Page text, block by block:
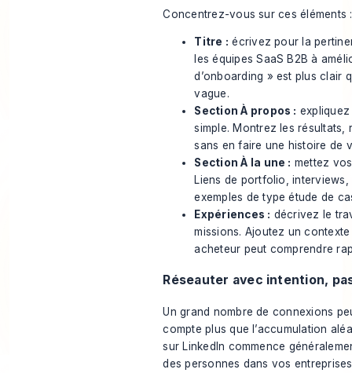
Concentrez-vous sur ces éléments :
Titre : écrivez pour la
les équipes SaaS B2B à
d’onboarding » est plus clair
vague.
Section À propos :
simple. Montrez les
sans en faire une histoire de
Section À la une : mettez
Liens de portfolio,
exemples de type étude de
Expériences : décrivez le
missions. Ajoutez un
acheteur peut comprendre
Réseauter avec intention,
Un grand nombre de connexions
compte plus que l’accumulation
sur LinkedIn commence
des personnes dans vos